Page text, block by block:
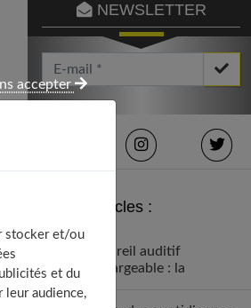
NEWSLETTER
Votre Email *
Derniers articles :
Appareil auditif
rechargeable : la
stocker et/ou
et du
leur audience,
accepter